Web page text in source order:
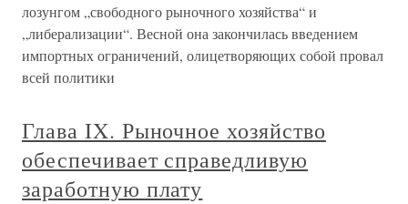
лозунгом „свободного рыночного хозяйства“ и
„либерализации“. Весной она закончилась введением
импортных ограничений, олицетворяющих собой провал
всей политики
Глава IX. Рыночное хозяйство
обеспечивает справедливую
заработную плату